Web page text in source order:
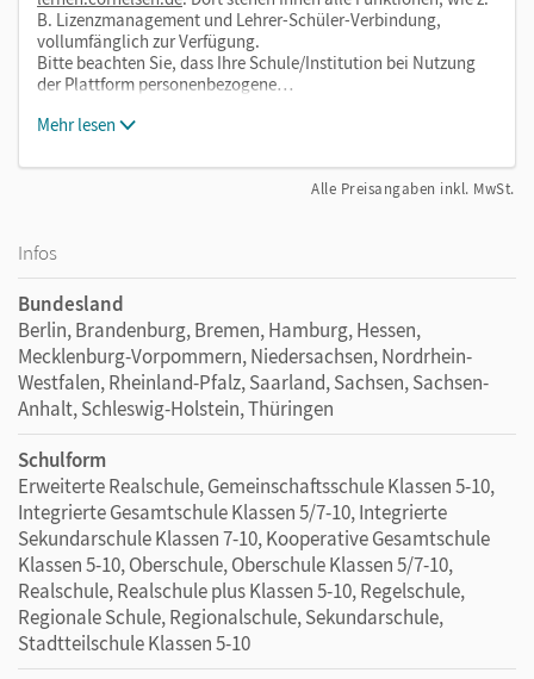
B. Lizenzmanagement und Lehrer-Schüler-Verbindung,
vollumfänglich zur Verfügung.
Bitte beachten Sie, dass Ihre Schule/Institution bei Nutzung
der Plattform personenbezogene…
Mehr lesen
Alle Preisangaben inkl. MwSt.
Infos
Bundesland
Berlin, Brandenburg, Bremen, Hamburg, Hessen,
Mecklenburg-Vorpommern, Niedersachsen, Nordrhein-
Westfalen, Rheinland-Pfalz, Saarland, Sachsen, Sachsen-
Anhalt, Schleswig-Holstein, Thüringen
Schulform
Erweiterte Realschule, Gemeinschaftsschule Klassen 5-10,
Integrierte Gesamtschule Klassen 5/7-10, Integrierte
Sekundarschule Klassen 7-10, Kooperative Gesamtschule
Klassen 5-10, Oberschule, Oberschule Klassen 5/7-10,
Realschule, Realschule plus Klassen 5-10, Regelschule,
Regionale Schule, Regionalschule, Sekundarschule,
Stadtteilschule Klassen 5-10